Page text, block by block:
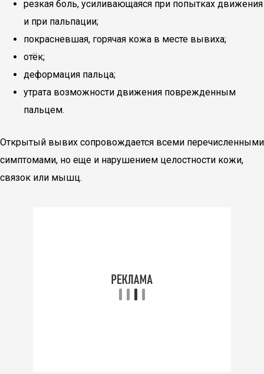
резкая боль, усиливающаяся при попытках движения
и при пальпации;
покрасневшая, горячая кожа в месте вывиха;
отёк;
деформация пальца;
утрата возможности движения поврежденным
пальцем.
Открытый вывих сопровождается всеми перечисленными
симптомами, но еще и нарушением целостности кожи,
связок или мышц.